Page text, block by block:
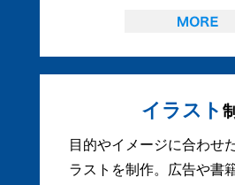
イラスト
目的やイメージに合わせ
ラストを制作。広告や書